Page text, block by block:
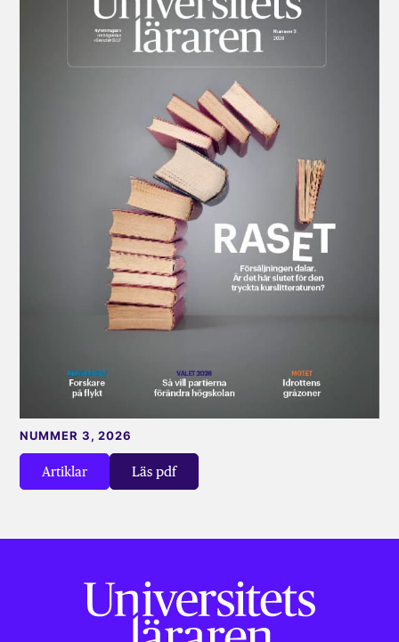
Artiklar Läs pdf
NUMMER 3, 2026